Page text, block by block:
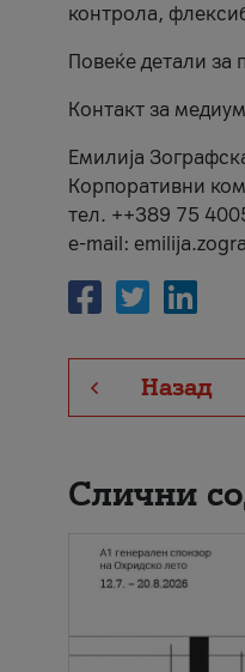
контрола,
Повеќе детали за
Контакт за
Емилија
Корпоративни
тел. ++389 75
e-mail:
Назад
Слични